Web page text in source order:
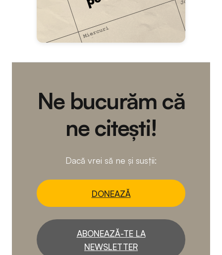
Ne bucurăm că
ne citești!
Dacă vrei să ne și susții:
DONEAZĂ
ABONEAZĂ-TE LA
NEWSLETTER